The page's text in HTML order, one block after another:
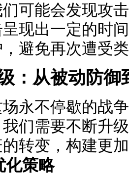
可能会发现攻
现出一定的时
避免再次遭受
：从被动防御
永不停歇的战
们需要不断升
转变，构建更
化策略